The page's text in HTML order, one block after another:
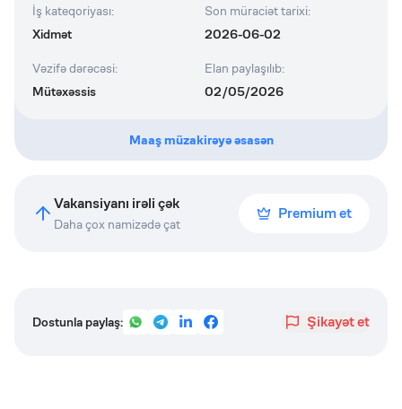
İş kateqoriyası:
Xidmət
Son müraciət tarixi:
2026-06-02
Vəzifə dərəcəsi:
Mütəxəssis
Elan paylaşılıb:
02/05/2026
Maaş müzakirəyə əsasən
Vakansiyanı irəli çək
Daha çox namizədə çat
Premium et
Dostunla paylaş: Şikayət et